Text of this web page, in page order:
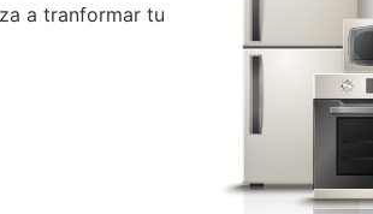
a tranformar tu